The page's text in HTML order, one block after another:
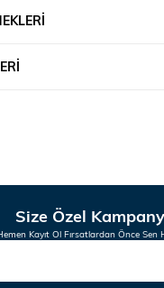
Size Özel
Kayıt Ol Fırsatlardan Önce Sen